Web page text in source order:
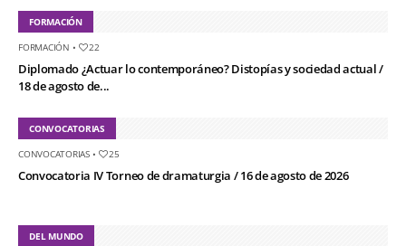
FORMACIÓN
FORMACIÓN • 22
Diplomado ¿Actuar lo contemporáneo? Distopías y sociedad actual /
18 de agosto de...
CONVOCATORIAS
CONVOCATORIAS• 25
Convocatoria IV Torneo de dramaturgia / 16 de agosto de 2026
DEL MUNDO